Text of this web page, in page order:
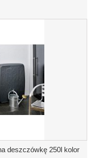
deszczówkę 250l kolor